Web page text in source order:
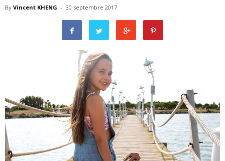
By Vincent KHENG - 30 septembre 2017